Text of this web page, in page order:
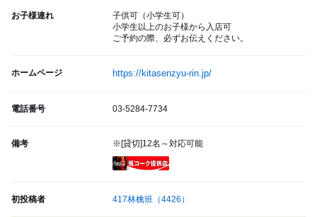
お子様連れ
子供可（小学生可）
小学生以上のお子様から入店可
ご予約の際、必ずお伝えください。
ホームページ https://kitasenzyu-rin.jp/
電話番号 03-5284-7734
備考
※[貸切]12名～対応可能
初投稿者 417林檎班 （4426）